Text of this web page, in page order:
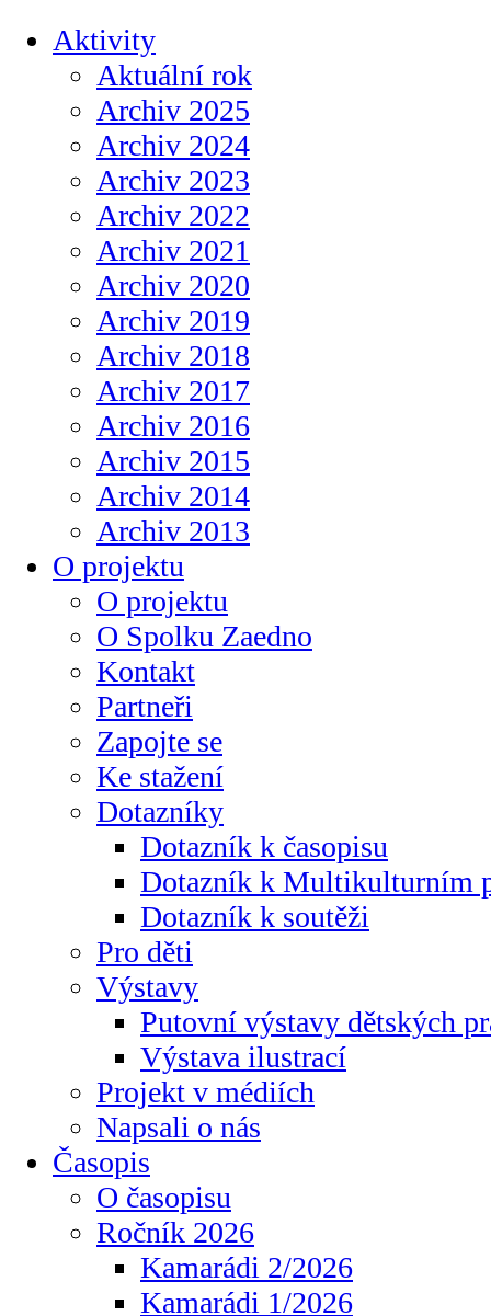
Aktivity
Aktuální rok
Archiv 2025
Archiv 2024
Archiv 2023
Archiv 2022
Archiv 2021
Archiv 2020
Archiv 2019
Archiv 2018
Archiv 2017
Archiv 2016
Archiv 2015
Archiv 2014
Archiv 2013
O projektu
O projektu
O Spolku Zaedno
Kontakt
Partneři
Zapojte se
Ke stažení
Dotazníky
Dotazník k časopisu
Dotazník k Multikulturním
Dotazník k soutěži
Pro děti
Výstavy
Putovní výstavy dětských
Výstava ilustrací
Projekt v médiích
Napsali o nás
Časopis
O časopisu
Ročník 2026
Kamarádi 2/2026
Kamarádi 1/2026